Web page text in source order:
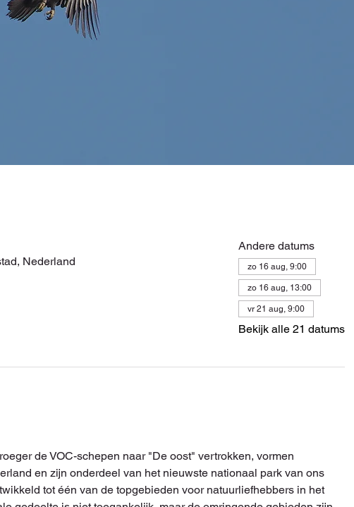
Nederland
Andere datums
zo 16 aug, 9:00
zo 16 aug, 13:00
vr 21 aug, 9:00
Bekijk alle 21 datums
de VOC-schepen naar "De oost" vertrokken, vormen
en zijn onderdeel van het nieuwste nationaal park van ons
tot één van de topgebieden voor natuurliefhebbers in het